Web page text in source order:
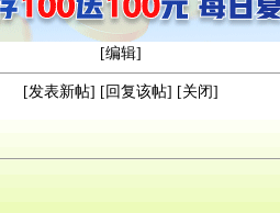
[编辑]
[发表新帖] [ 回复该帖] [关闭]